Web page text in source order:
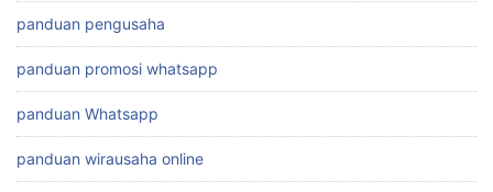
panduan pengusaha
panduan promosi whatsapp
panduan Whatsapp
panduan wirausaha online